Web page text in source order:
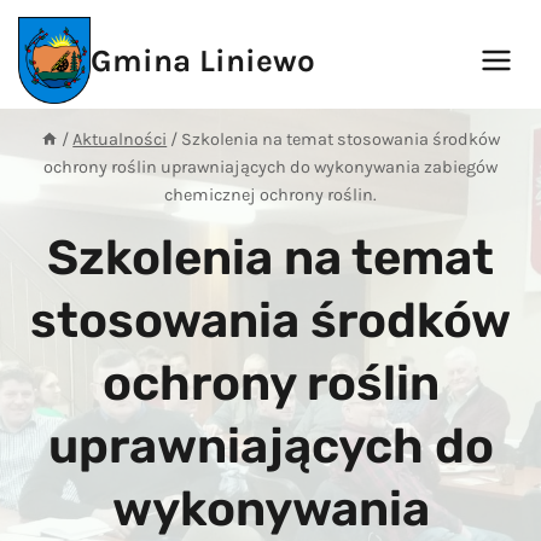
Przejdź
treści
Gmina Liniewo
/Aktualności / Szkolenia na temat stosowania środków
ochrony roślin uprawniających do wykonywania zabiegów
chemicznej ochrony roślin.
Szkolenia na temat
stosowania środków
ochrony roślin
uprawniających do
wykonywania